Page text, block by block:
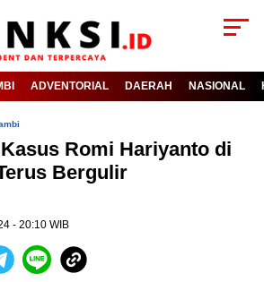
ADVENTORIAL DAERAH NASIONAL
Romi Hariyanto di
Bergulir
- 20:10 WIB